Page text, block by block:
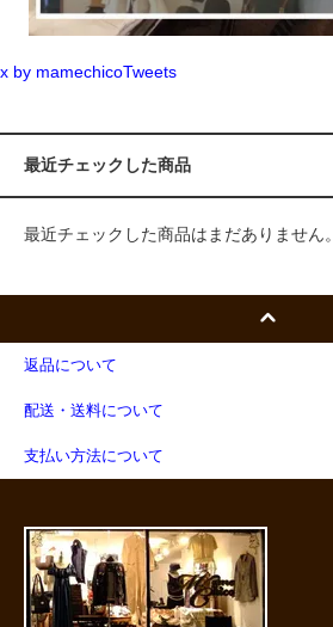
x by mamechicoTweets
最近チェックした商品
最近チェックした商品はまだありません。
返品について
配送・送料について
支払い方法について